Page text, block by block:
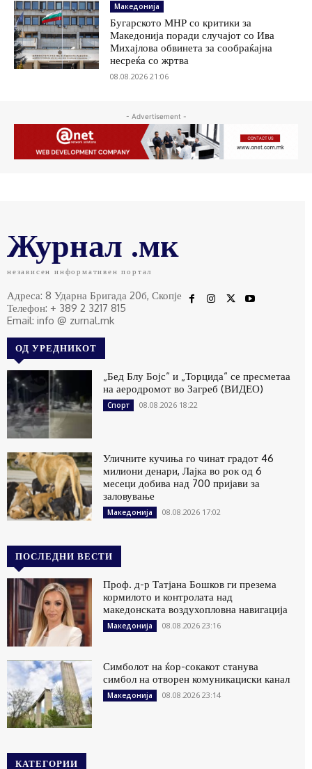
Македонија
Бугарското МНР со критики за
Македонија поради случајот со Ива
Михајлова обвинета за сообраќајна
несреќа со жртва
08.08.2026 21:06
- Advertisement -
Журнал .мк
независен информативен портал
Адреса: 8 Ударна Бригада 20б, Скопје
Телефон: + 389 2 3217 815
Email: info @ zurnal.mk
ОД УРЕДНИКОТ
„Бед Блу Бојс“ и „Торцида“ се пресметаа
на аеродромот во Загреб (ВИДЕО)
Спорт 08.08.2026 18:22
Уличните кучиња го чинат градот 46
милиони денари, Лајка во рок од 6
месеци добива над 700 пријави за
заловување
Македонија 08.08.2026 17:02
ПОСЛЕДНИ ВЕСТИ
Проф. д-р Татјана Бошков ги презема
кормилото и контролата над
македонската воздухопловна навигација
Македонија 08.08.2026 23:16
Симболот на ќор-сокакот станува
симбол на отворен комуникациски канал
Македонија 08.08.2026 23:14
КАТЕГОРИИ